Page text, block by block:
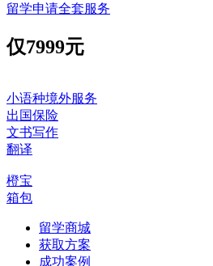
留学申请全套服务
仅7999元
小语种境外服务
出国保险
文书写作
翻译
橙宝
箱包
留学商城
获取方案
成功案例